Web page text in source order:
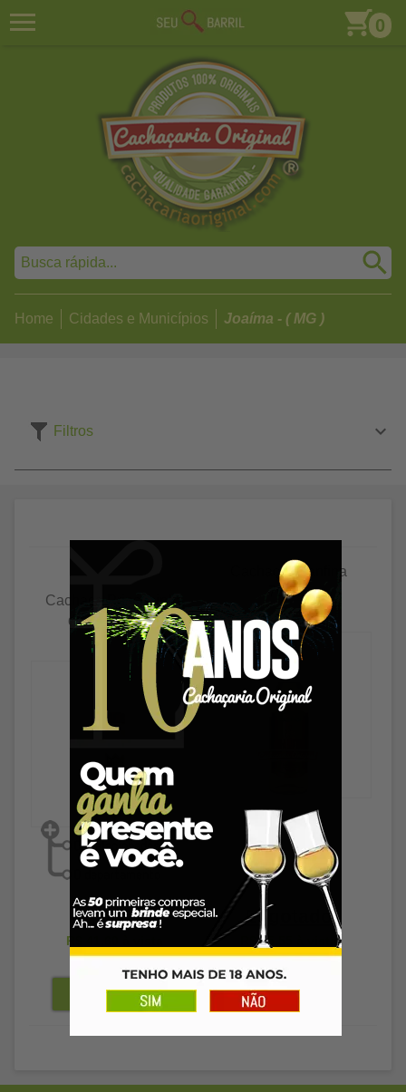
0
Home Cidades e Municípios Joaíma - ( MG )
Filtros
Cachaça Princesinha
do Vale 120ml
R$ 42,89
R$ 41,60
Cachaça Granfina
700ml
Esgotado
R$ 75,55